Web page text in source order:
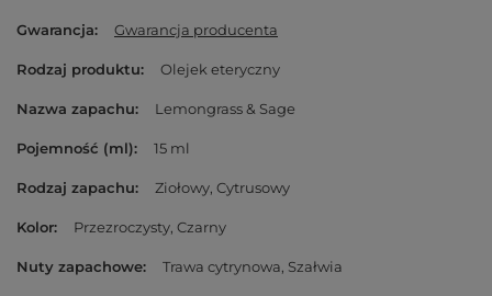
Gwarancja Gwarancja producenta
Rodzaj produktu Olejek eteryczny
Nazwa zapachu Lemongrass & Sage
Pojemność (ml) 15 ml
Rodzaj zapachu Ziołowy Cytrusowy
Kolor Przezroczysty Czarny
Nuty zapachowe Trawa cytrynowa Szałwia